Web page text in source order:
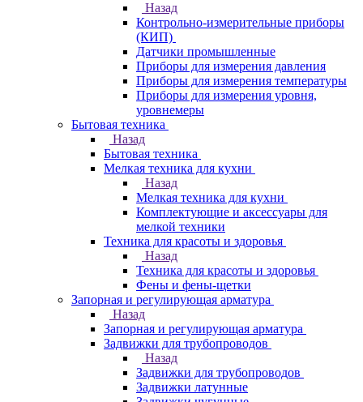
Назад
Контрольно-измерительные приборы
(КИП)
Датчики промышленные
Приборы для измерения давления
Приборы для измерения температуры
Приборы для измерения уровня,
уровнемеры
Бытовая техника
Назад
Бытовая техника
Мелкая техника для кухни
Назад
Мелкая техника для кухни
Комплектующие и аксессуары для
мелкой техники
Техника для красоты и здоровья
Назад
Техника для красоты и здоровья
Фены и фены-щетки
Запорная и регулирующая арматура
Назад
Запорная и регулирующая арматура
Задвижки для трубопроводов
Назад
Задвижки для трубопроводов
Задвижки латунные